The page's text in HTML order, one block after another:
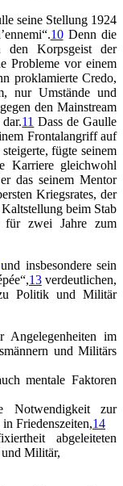
seine Stellung 1924
10Denn die
den Korpsgeist der
Probleme vor einem
proklamierte Credo,
nur Umstände und
den Mainstream
11 Dass de Gaulle
Frontalangriff auf
fügte seinem
Karriere gleichwohl
das seinem Mentor
Kriegsrates, der
beim Stab
für zwei Jahre zum
und insbesondere sein
13verdeutlichen,
Politik und Militär
Angelegenheiten im
und Militärs
mentale Faktoren
Notwendigkeit zur
Friedenszeiten,14
abgeleiteten
Militär,